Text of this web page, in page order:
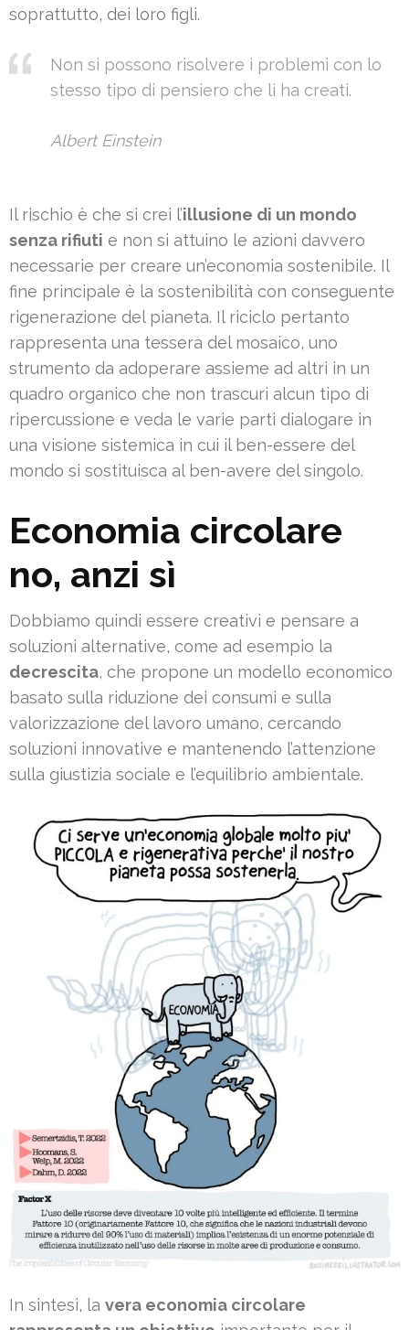
soprattutto, dei loro figli.
Non si possono risolvere i problemi con lo
stesso tipo di pensiero che li ha creati.
Albert Einstein
Il rischio è che si crei l’illusione di un mondo
senza rifiuti e non si attuino le azioni davvero
necessarie per creare un’economia sostenibile. Il
fine principale è la sostenibilità con conseguente
rigenerazione del pianeta. Il riciclo pertanto
rappresenta una tessera del mosaico, uno
strumento da adoperare assieme ad altri in un
quadro organico che non trascuri alcun tipo di
ripercussione e veda le varie parti dialogare in
una visione sistemica in cui il ben-essere del
mondo si sostituisca al ben-avere del singolo.
Economia circolare
no, anzi sì
Dobbiamo quindi essere creativi e pensare a
soluzioni alternative, come ad esempio la
decrescita, che propone un modello economico
basato sulla riduzione dei consumi e sulla
valorizzazione del lavoro umano, cercando
soluzioni innovative e mantenendo l’attenzione
sulla giustizia sociale e l’equilibrio ambientale.
In sintesi, la vera economia circolare